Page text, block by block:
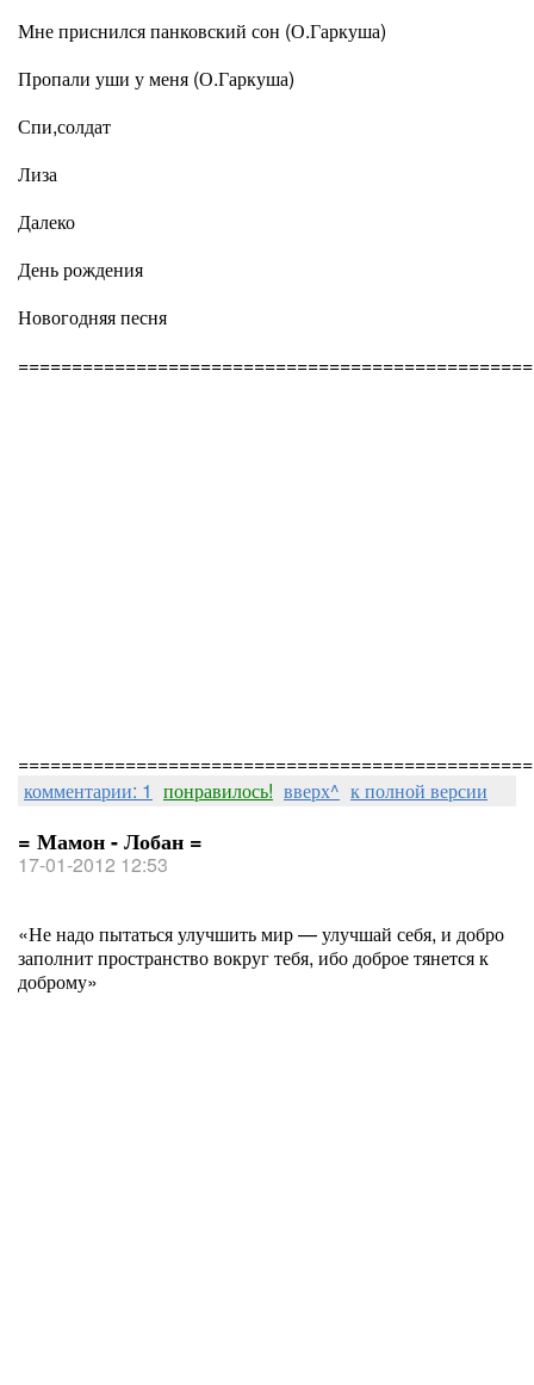
Мне приснился панковский сон (О.Гаркуша)
Пропали уши у меня (О.Гаркуша)
Спи,солдат
Лиза
Далеко
День рождения
Новогодняя песня
================================================
================================================
комментарии: 1 понравилось! вверх^ к полной версии
= Мамон - Лобан =
17-01-2012 12:53
«Не надо пытаться улучшить мир — улучшай себя, и добро
заполнит пространство вокруг тебя, ибо доброе тянется к
доброму»